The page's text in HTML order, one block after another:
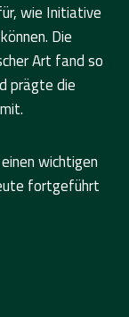
wie Initiative
Die
Art fand so
prägte die
wichtigen
fortgeführt